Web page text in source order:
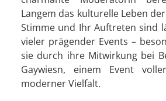
Langem das kulturelle Leben
Stimme und Ihr Auftreten sind
vieler prägender Events –
sie durch ihre Mitwirkung bei
Gaywiesn, einem Event
moderner Vielfalt.